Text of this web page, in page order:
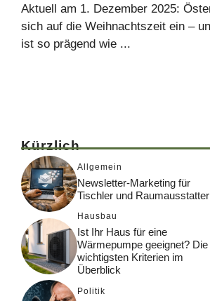
Aktuell am 1. Dezember 2025:
sich auf die Weihnachtszeit ein –
ist so prägend wie ...
Kürzlich
Allgemein
Newsletter-Marketing für
Tischler und Raumausstatter
Hausbau
Ist Ihr Haus für eine
Wärmepumpe geeignet? Die
wichtigsten Kriterien im
Überblick
Politik